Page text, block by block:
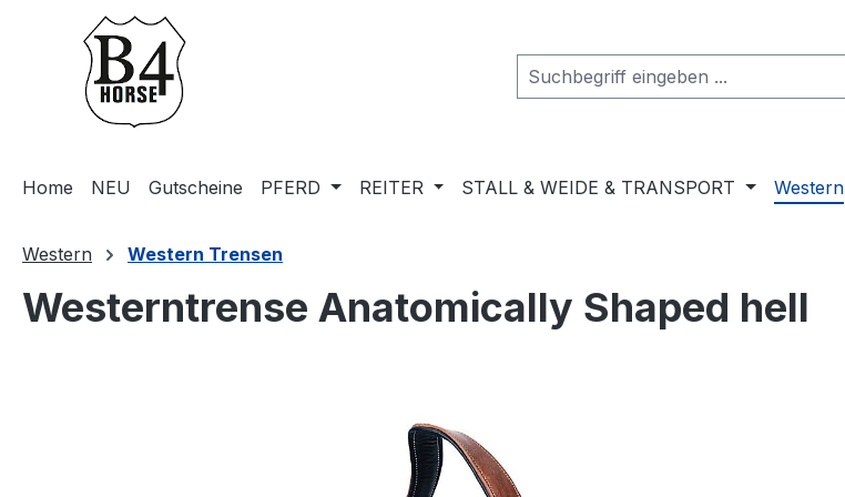
Hauptinhalt springen
Zur Suche springen
Zur Hauptnavigation springen
Home NEU Gutscheine PFERD REITER STALL & WEIDE & TRANSPORT Western
Western Western Trensen
Westerntrense Anatomically Shaped hell